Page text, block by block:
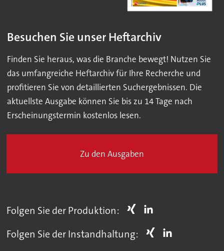
Besuchen Sie unser Heftarchiv
Finden Sie heraus, was die Branche bewegt! Nutzen Sie
das umfangreiche Heftarchiv für Ihre Recherche und
profitieren Sie von detaillierten Suchergebnissen. Die
aktuellste Ausgabe können Sie bis zu 14 Tage nach
Erscheinungstermin kostenlos lesen.
Zu den Ausgaben
Folgen Sie der Produktion:
Folgen Sie der Instandhaltung: